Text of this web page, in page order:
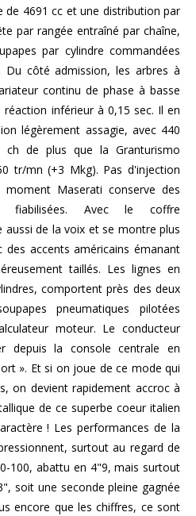
de 4691 cc et une distribution par
par rangée entraîné par chaîne,
par cylindre commandées
Du côté admission, les arbres à
continu de phase à basse
inférieur à 0,15 sec. Il en
légèrement assagie, avec 440
de plus que la Granturismo
tr/mn (+3 Mkg). Pas d'injection
Maserati conserve des
fiabilisées. Avec le coffre
aussi de la voix et se montre plus
accents américains émanant
taillés. Les lignes en
comportent près des deux
pneumatiques pilotées
moteur. Le conducteur
depuis la console centrale en
». Et si on joue de ce mode qui
on devient rapidement accroc à
de ce superbe coeur italien
! Les performances de la
surtout au regard de
100, abattu en 4"9, mais surtout
soit une seconde pleine gagnée
encore que les chiffres, ce sont